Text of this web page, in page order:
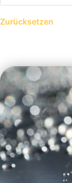
Zurücksetzen